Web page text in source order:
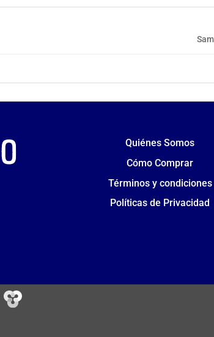
Quiénes Somos
Cómo Comprar
Términos y condiciones
Políticas de Privacidad